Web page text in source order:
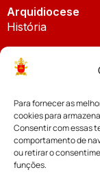
Para fornecer as
cookies para
Consentir com essas
comportamento de
ou retirar o
funções.
Arquidiocese
História
Padroeira
Notícias
Notícias da
Notícias Cáritas